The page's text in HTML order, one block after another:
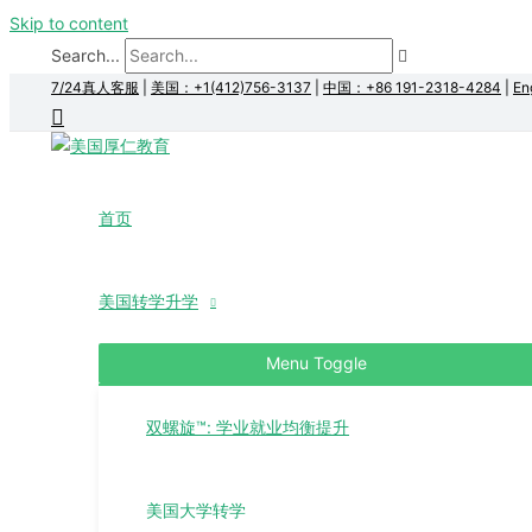
Skip to content
Search...
7/24真人客服 美国：+1(412)756-3137 中国：+86 191-2318-4284
首页
美国转学升学
Menu Toggle
双螺旋™: 学业就业均衡提升
美国大学转学